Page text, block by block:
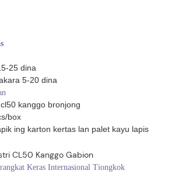
25 dina
5-20 dina
kanggo bronjong
box
ing karton kertas lan palet kayu lapis
Keras Internasional Tiongkok